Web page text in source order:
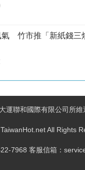
竹市推「新紙錢三
運聯和國際有限公司所維
All Rights
7968 客服信箱：